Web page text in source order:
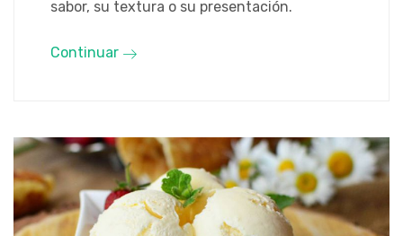
sabor, su textura o su presentación.
Continuar